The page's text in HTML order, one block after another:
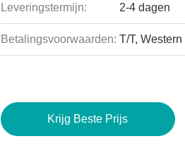
Leveringstermijn: 2-4 dagen
Betalingsvoorwaarden: T/T,
Krijg Beste Prijs